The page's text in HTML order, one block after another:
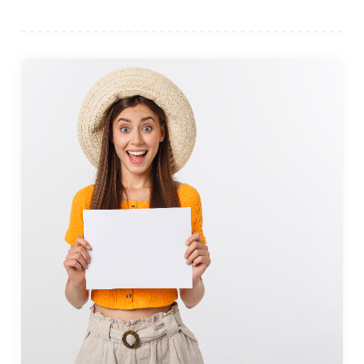
древнегреческой мифологией. Говорят, что пещеры —
это место, где Геракл спустился в подземный мир в
рамках своих двенадцати подвигов. Посетители могут
исследовать пещеры и узнать об их историческом и
мифологическом значении, что делает их обязательной
для посещения достопримечательностью в этом районе.
Еще одна близлежащая достопримечательность —
древний город Тийон, расположенный в городе Филиос,
примерно в часе езды. езды от Килимли. Тейон был
древнегреческим поселением и портовым городом, и
посетители могут исследовать археологические остатки
храмов, укреплений и древнего театра. В Филиосе также
есть прекрасный пляж, где посетители могут
расслабиться после осмотра руин.